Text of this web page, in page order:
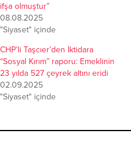
ifşa olmuştur”
08.08.2025
"Siyaset" içinde
CHP’li Taşcıer’den İktidara
“Sosyal Kırım” raporu: Emeklinin
23 yılda 527 çeyrek altını eridi
02.09.2025
"Siyaset" içinde